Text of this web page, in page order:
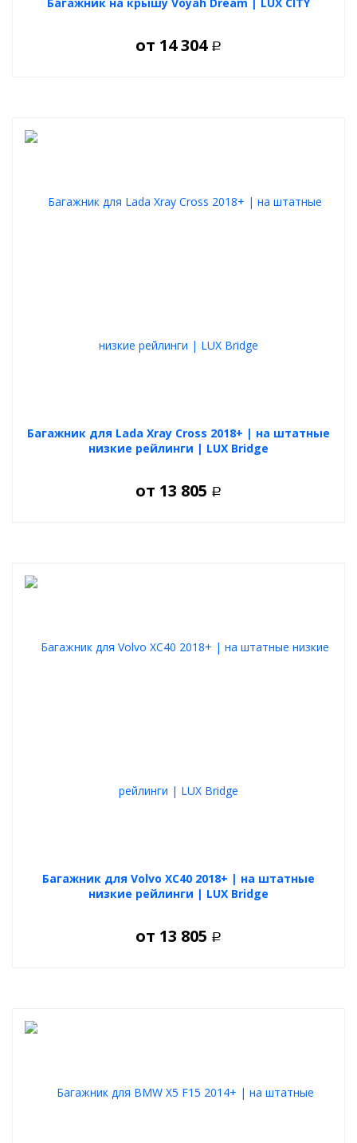
от 14 304 Р
Багажник для Lada Xray Cross 2018+ | на штатные
низкие рейлинги | LUX Bridge
от 13 805 Р
Багажник для Volvo XC40 2018+ | на штатные
низкие рейлинги | LUX Bridge
от 13 805 Р